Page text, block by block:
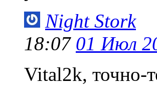
Night Stork
18:07 01 Июл
Vital2k, точно-